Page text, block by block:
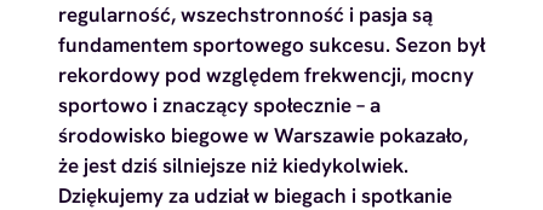
regularność, wszechstronność i pasja są
fundamentem sportowego sukcesu. Sezon był
rekordowy pod względem frekwencji, mocny
sportowo i znaczący społecznie – a
środowisko biegowe w Warszawie pokazało,
że jest dziś silniejsze niż kiedykolwiek.
Dziękujemy za udział w biegach i spotkanie